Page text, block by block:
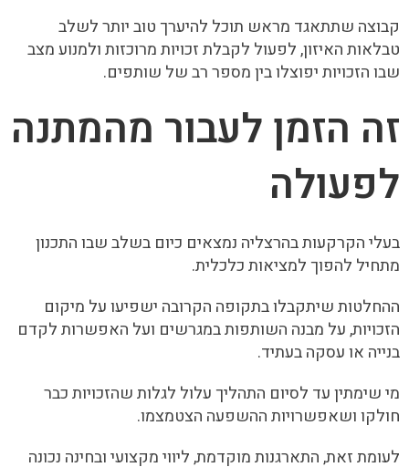
קבוצה שתתאגד מראש תוכל להיערך טוב יותר לשלב
טבלאות האיזון, לפעול לקבלת זכויות מרוכזות ולמנוע מצב
שבו הזכויות יפוצלו בין מספר רב של שותפים.
זה הזמן לעבור מהמתנה
לפעולה
בעלי הקרקעות בהרצליה נמצאים כיום בשלב שבו התכנון
מתחיל להפוך למציאות כלכלית.
ההחלטות שיתקבלו בתקופה הקרובה ישפיעו על מיקום
הזכויות, על מבנה השותפות במגרשים ועל האפשרות לקדם
בנייה או עסקה בעתיד.
מי שימתין עד לסיום התהליך עלול לגלות שהזכויות כבר
חולקו ושאפשרויות ההשפעה הצטמצמו.
לעומת זאת, התארגנות מוקדמת, ליווי מקצועי ובחינה נכונה